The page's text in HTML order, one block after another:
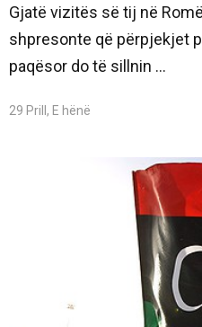
Gjatë vizitës së tij në
shpresonte që përpjekjet
paqësor do të sillnin ...
29 Prill, E hënë